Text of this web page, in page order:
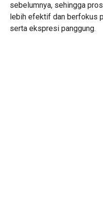
sebelumnya, sehingga
lebih efektif dan berfokus
serta ekspresi panggung.